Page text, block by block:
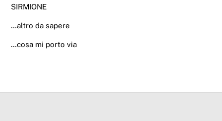
SIRMIONE
…altro da sapere
…cosa mi porto via